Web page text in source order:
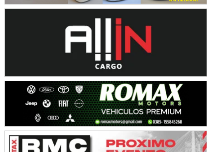
Ciudad de Trenque Lauquen (Asfalto)
ENTRERRIANO - F6 (POSTERGADA)
VICTORIENSE - F7
El Cerro (Tierra)
Victoria (Entre Ríos)
PATAGONICO - F6
Moto Club Reginense (Tierra)
Gral. E. Godoy (Río Negro)